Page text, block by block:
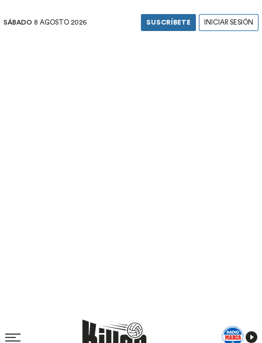
SÁBADO 8 AGOSTO 2026 SUSCRÍBETE INICIAR SESIÓN